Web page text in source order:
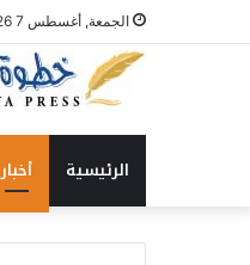
الجمعة, أغسطس 7 2026
الرئيسية أخبار